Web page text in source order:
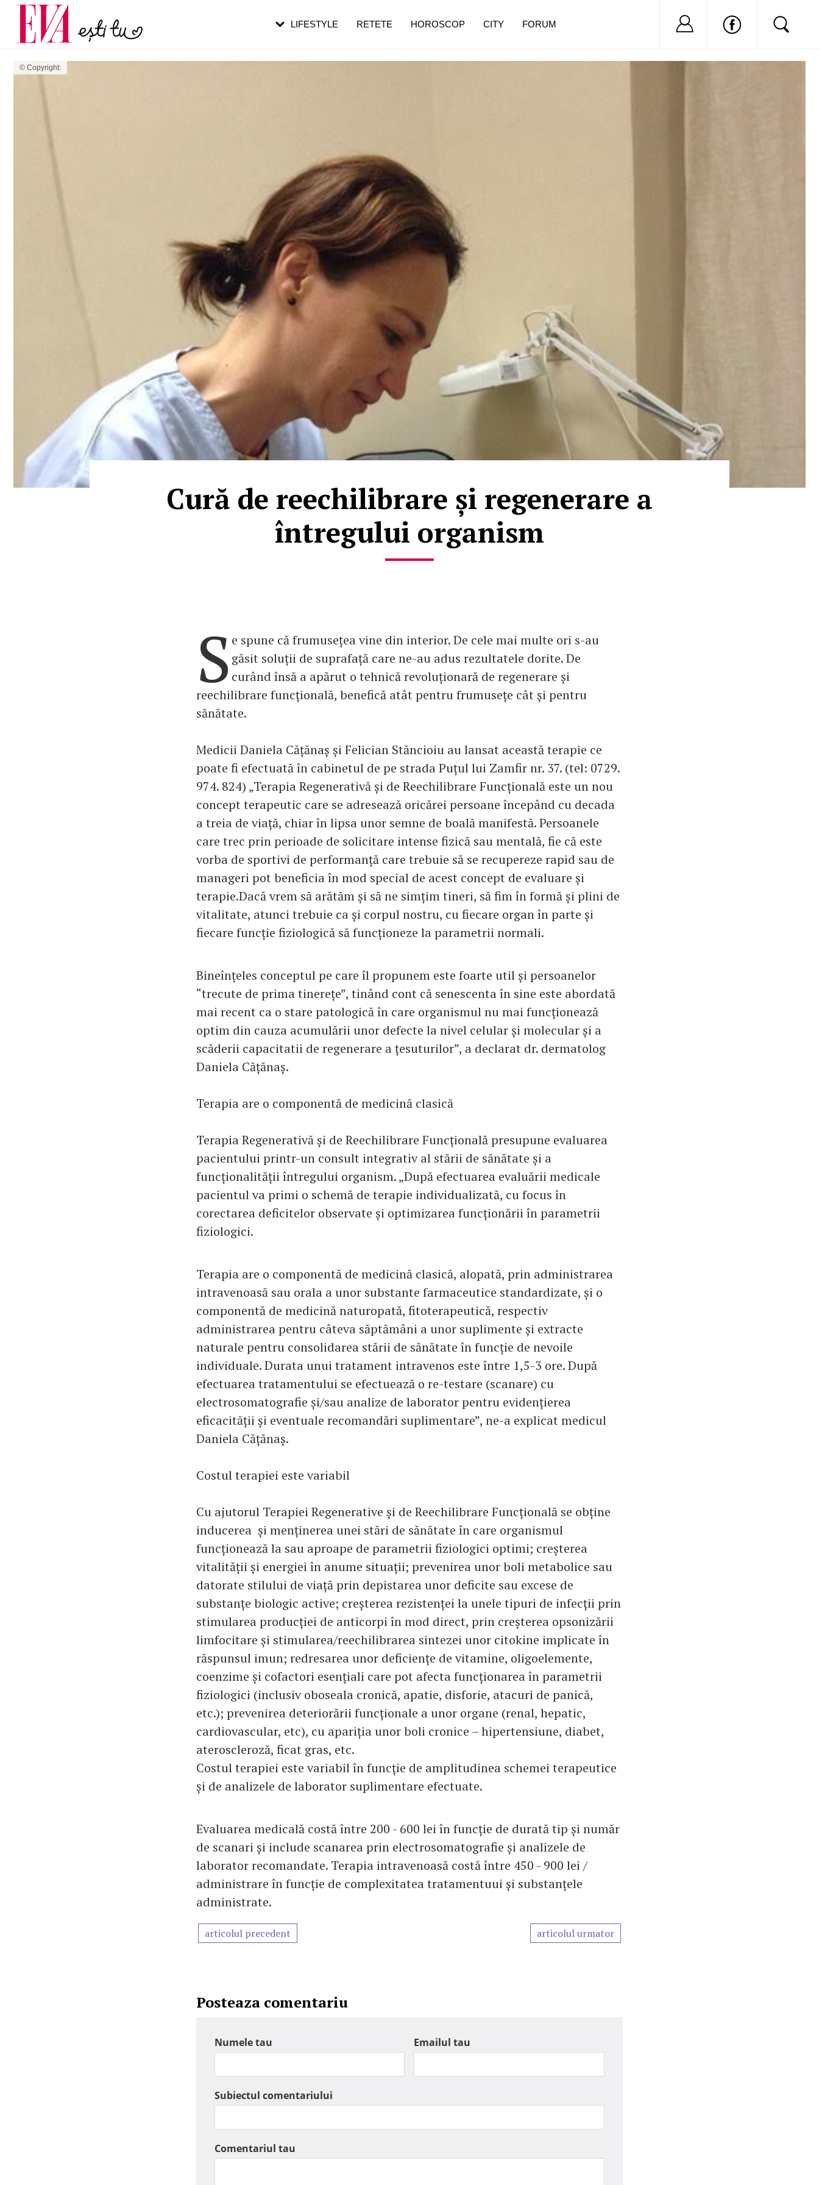
© Copyright:
Cură de reechilibrare și regenerare a
întregului organism
S e spune că frumusețea vine din interior. De cele mai multe ori s-au
găsit soluții de suprafață care ne-au adus rezultatele dorite. De
curând însă a apărut o tehnică revoluționară de regenerare și
reechilibrare funcțională, benefică atât pentru frumusețe cât și pentru
sănătate.
Medicii Daniela Cățănaș și Felician Stăncioiu au lansat această terapie ce
poate fi efectuată în cabinetul de pe strada Puțul lui Zamfir nr. 37. (tel: 0729.
974. 824) „Terapia Regenerativă și de Reechilibrare Funcțională este un nou
concept terapeutic care se adresează oricărei persoane începând cu decada
a treia de viață, chiar în lipsa unor semne de boală manifestă. Persoanele
care trec prin perioade de solicitare intense fizică sau mentală, fie că este
vorba de sportivi de performanță care trebuie să se recupereze rapid sau de
manageri pot beneficia în mod special de acest concept de evaluare și
terapie.Dacă vrem să arătăm și să ne simțim tineri, să fim în formă și plini de
vitalitate, atunci trebuie ca și corpul nostru, cu fiecare organ în parte și
fiecare funcție fiziologică să funcționeze la parametrii normali.
Bineînțeles conceptul pe care îl propunem este foarte util și persoanelor
“trecute de prima tinerețe”, tinând cont că senescenta în sine este abordată
mai recent ca o stare patologică în care organismul nu mai funcționează
optim din cauza acumulării unor defecte la nivel celular și molecular și a
scăderii capacitatii de regenerare a țesuturilor”, a declarat dr. dermatolog
Daniela Cățănaș.
Terapia are o componentă de medicină clasică
Terapia Regenerativă și de Reechilibrare Funcțională presupune evaluarea
pacientului printr-un consult integrativ al stării de sănătate și a
funcționalității întregului organism. „După efectuarea evaluării medicale
pacientul va primi o schemă de terapie individualizată, cu focus în
corectarea deficitelor observate și optimizarea funcționării în parametrii
fiziologici.
Terapia are o componentă de medicină clasică, alopată, prin administrarea
intravenoasă sau orala a unor substante farmaceutice standardizate, și o
componentă de medicină naturopată, fitoterapeutică, respectiv
administrarea pentru câteva săptămâni a unor suplimente și extracte
naturale pentru consolidarea stării de sănătate în funcție de nevoile
individuale. Durata unui tratament intravenos este între 1,5-3 ore. După
efectuarea tratamentului se efectuează o re-testare (scanare) cu
electrosomatografie și/sau analize de laborator pentru evidențierea
eficacității și eventuale recomandări suplimentare”, ne-a explicat medicul
Daniela Cățănaș.
Costul terapiei este variabil
Cu ajutorul Terapiei Regenerative și de Reechilibrare Funcțională se obține
inducerea și menținerea unei stări de sănătate în care organismul
funcționează la sau aproape de parametrii fiziologici optimi; creșterea
vitalității și energiei în anume situații; prevenirea unor boli metabolice sau
datorate stilului de viață prin depistarea unor deficite sau excese de
substanțe biologic active; creșterea rezistenței la unele tipuri de infecții prin
stimularea producției de anticorpi în mod direct, prin creșterea opsonizării
limfocitare și stimularea/reechilibrarea sintezei unor citokine implicate în
răspunsul imun; redresarea unor deficiențe de vitamine, oligoelemente,
coenzime și cofactori esențiali care pot afecta funcționarea în parametrii
fiziologici (inclusiv oboseala cronică, apatie, disforie, atacuri de panică,
etc.); prevenirea deteriorării funcționale a unor organe (renal, hepatic,
cardiovascular, etc), cu apariția unor boli cronice – hipertensiune, diabet,
ateroscleroză, ficat gras, etc.
Costul terapiei este variabil în funcție de amplitudinea schemei terapeutice
și de analizele de laborator suplimentare efectuate.
Evaluarea medicală costă între 200 - 600 lei în funcție de durată tip și număr
de scanari și include scanarea prin electrosomatografie și analizele de
laborator recomandate. Terapia intravenoasă costă între 450 - 900 lei /
administrare în funcție de complexitatea tratamentuui și substanțele
administrate.
articolul precedent articolul urmator
Posteaza comentariu
Numele tau Emailul tau
Subiectul comentariului
Comentariul tau
LIFESTYLE RETETE HOROSCOP CITY FORUM Nu ai cont?
Carieră
Actualitate
pe măsură ce înaintezi în vârstă